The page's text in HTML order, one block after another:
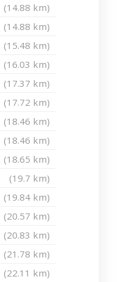
(14.88 km)
(14.88 km)
(15.48 km)
(16.03 km)
(17.37 km)
(17.72 km)
(18.46 km)
(18.46 km)
(18.65 km)
(19.7 km)
(19.84 km)
(20.57 km)
(20.83 km)
(21.78 km)
(22.11 km)